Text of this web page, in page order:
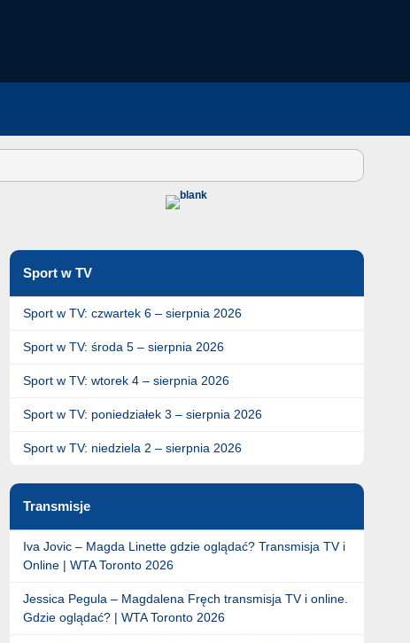
Sport w TV
Sport w TV: czwartek 6 – sierpnia 2026
Sport w TV: środa 5 – sierpnia 2026
Sport w TV: wtorek 4 – sierpnia 2026
Sport w TV: poniedziałek 3 – sierpnia 2026
Sport w TV: niedziela 2 – sierpnia 2026
Transmisje
Iva Jovic – Magda Linette gdzie oglądać? Transmisja TV i
Online | WTA Toronto 2026
Jessica Pegula – Magdalena Fręch transmisja TV i online.
Gdzie oglądać? | WTA Toronto 2026